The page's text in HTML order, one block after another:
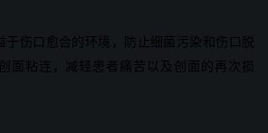
于伤口愈合的环境，防止细菌污染和伤口脱
面粘连，减轻患者痛苦以及创面的再次损